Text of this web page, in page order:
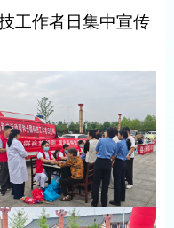
工作者日集中宣传